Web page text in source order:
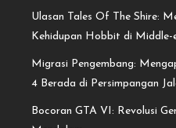
Ulasan Tales Of The Shire:
Kehidupan Hobbit di Middle-
Migrasi Pengembang:
4 Berada di Persimpangan
Bocoran GTA VI: Revolusi